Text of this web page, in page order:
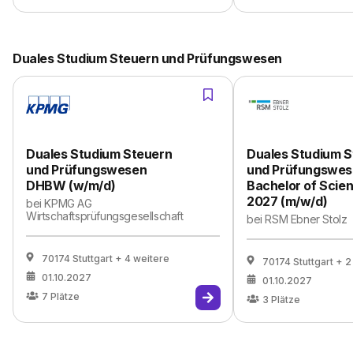
Duales Studium Steuern und Prüfungswesen
Duales Studium Steuern
und Prüfungswesen
DHBW (w/m/d)
beiKPMG AG
Wirtschaftsprüfungsgesellschaft
70174 Stuttgart + 4 weitere
01.10.2027
7 Plätze
Duales Studium
und
Bachelor of
2027 (m/w/d)
beiRSM Ebner Stolz
70174 Stuttgart +
01.10.2027
3 Plätze